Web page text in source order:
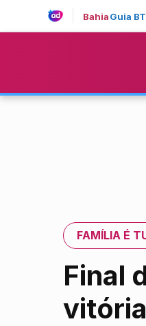
BahiaGuia
FAMÍLIA É
Final